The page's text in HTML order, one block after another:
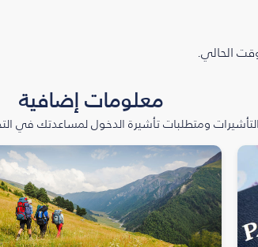
الحالي.
معلومات إضافية
ومتطلبات تأشيرة الدخول لمساعدتك في